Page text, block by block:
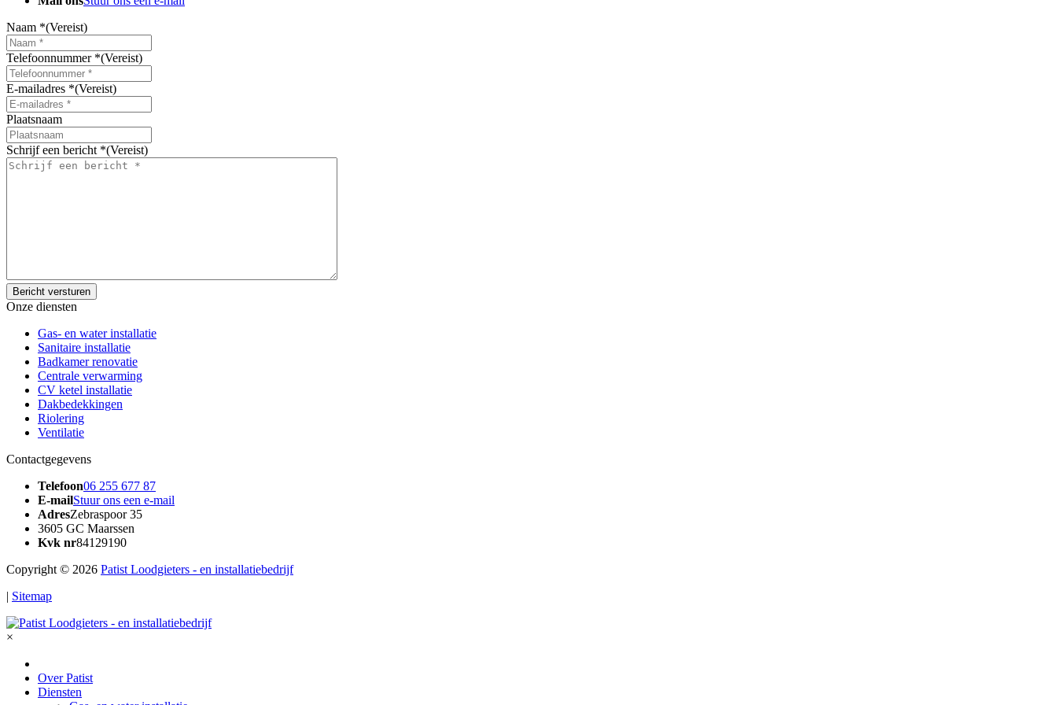
Naam *(Vereist)
Telefoonnummer *(Vereist)
E-mailadres *(Vereist)
Plaatsnaam
Schrijf een bericht *(Vereist)
Onze diensten
Gas- en water installatie
Sanitaire installatie
Badkamer renovatie
Centrale verwarming
CV ketel installatie
Dakbedekkingen
Riolering
Ventilatie
Contactgegevens
Telefoon06 255 677 87
E-mailStuur ons een e-mail
AdresZebraspoor 35
3605 GC Maarssen
Kvk nr84129190
Copyright © 2026 Patist Loodgieters - en installatiebedrijf
| Sitemap
×
Over Patist
Diensten